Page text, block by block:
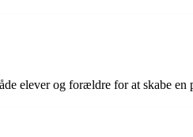
elever og forældre for at skabe en